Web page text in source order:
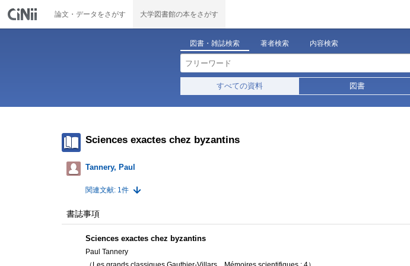
論文・データをさがす 大学図書館の本をさがす
図書・雑誌検索 著者検索 内容検索
すべての資料 図書
Sciences exactes chez byzantins
Tannery, Paul
関連文献: 1件
書誌事項
Sciences exactes chez byzantins
Paul Tannery